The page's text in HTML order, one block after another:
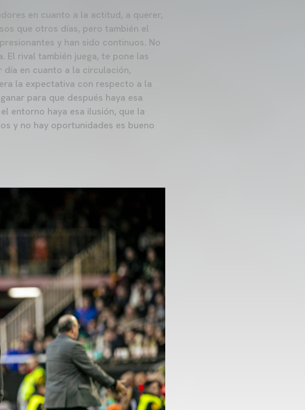
en cuanto a la actitud, a querer,
que otros días, pero también el
y han sido continuos. No
El rival también juega, te pone las
en cuanto a la circulación,
la expectativa con respecto a la
para que después haya esa
entorno haya esa ilusión, que la
y no hay oportunidades es bueno